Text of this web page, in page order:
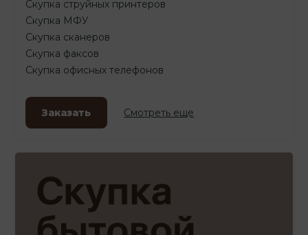
Скупка струйных принтеров
Скупка МФУ
Скупка сканеров
Скупка факсов
Скупка офисных телефонов
Заказать Смотреть еще